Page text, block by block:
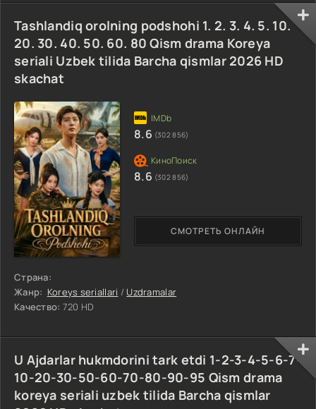
Tashlandiq orolning podshohi 1. 2. 3. 4. 5. 10.
20. 30. 40. 50. 60. 80 Qism drama Koreya
seriali Uzbek tilida Barcha qismlar 2026 HD
skachat
Страна:
Жанр: Koreys seriallari / Uzdramalar
Качество: 720 HD
СМОТРЕТЬ ОНЛАЙН
8.6 (302 856)
8.6 (302 856)
U Ajdarlar hukmdorini tark etdi 1-2-3-4-5-6-7-
10-20-30-50-60-70-80-90-95 Qism drama
koreya seriali uzbek tilida Barcha qismlar